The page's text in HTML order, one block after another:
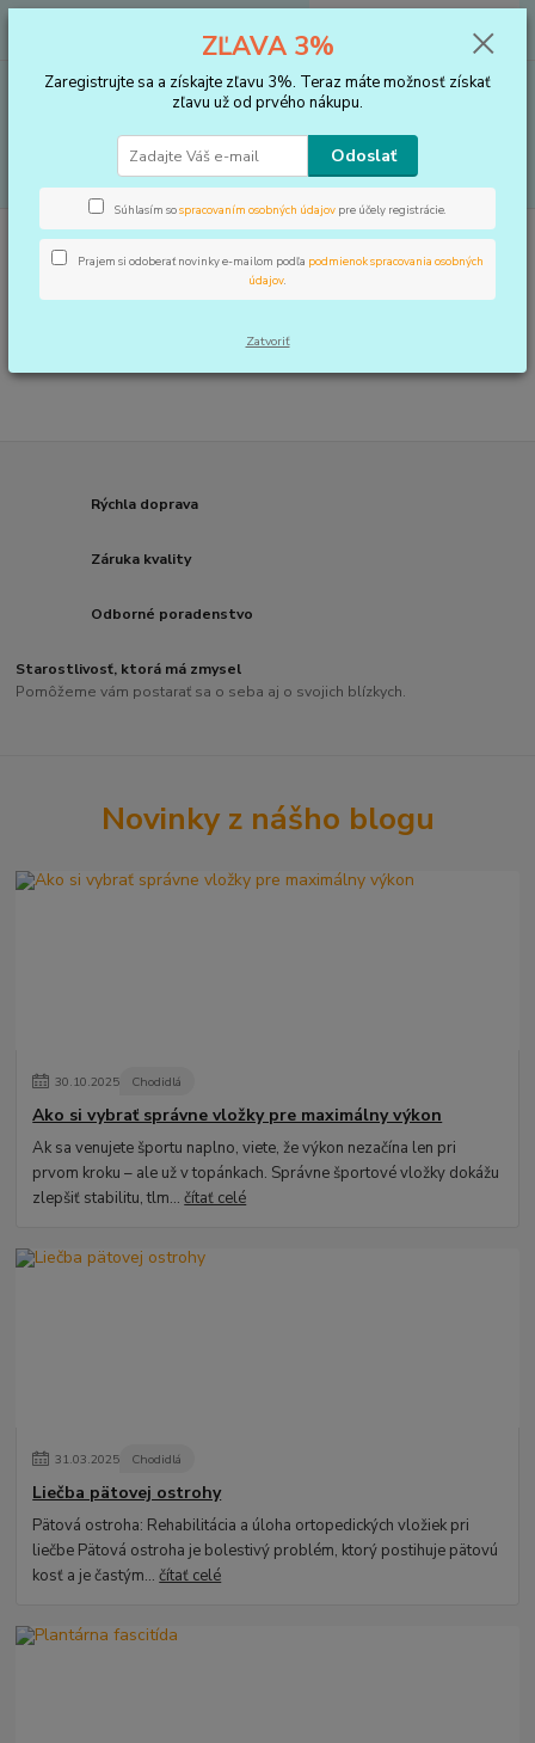
za0 €
Úvod BANDÁŽE Ľahká sadra
Ľahká sadra
V tejto kategórii nebol nájdený žiadny tovar.
Rýchla doprava
Záruka kvality
Odborné poradenstvo
Starostlivosť, ktorá má zmysel
Pomôžeme vám postarať sa o seba aj o svojich blízkych.
Novinky z nášho blogu
30.10.2025 Chodidlá
Ako si vybrať správne vložky pre maximálny výkon
Ak sa venujete športu naplno, viete, že výkon nezačína len pri
prvom kroku – ale už v topánkach. Správne športové vložky dokážu
zlepšiť stabilitu, tlm...čítať celé
31.03.2025 Chodidlá
Liečba pätovej ostrohy
Pätová ostroha: Rehabilitácia a úloha ortopedických vložiek pri
liečbe Pätová ostroha je bolestivý problém, ktorý postihuje pätovú
kosť a je častým...čítať celé
ZĽAVA 3%
Zaregistrujte sa a získajte zľavu 3%. Teraz máte možnosť získať
zľavu už od prvého nákupu.
Odoslať
Súhlasím sospracovaním osobných údajov pre účely registrácie.
Prajem si odoberať novinky e-mailom podľa podmienok spracovania osobných
údajov.
Zatvoriť